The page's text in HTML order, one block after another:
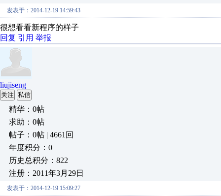
发表于：2014-12-19 14:59:43
很想看看新程序的样子
回复 引用 举报
liujiseng
关注 私信
精华：0帖
求助：0帖
帖子：0帖 | 4661回
年度积分：0
历史总积分：822
注册：2011年3月29日
发表于：2014-12-19 15:09:27